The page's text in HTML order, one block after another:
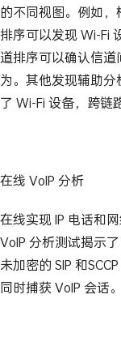
的不同视图。例如
排序可以发现 Wi-Fi
道排序可以确认信
为。其他发现辅助
了 Wi-Fi 设备，跨链
在线 VoIP 分析
在线实现 IP 电话和
VoIP 分析测试揭示
未加密的 SIP 和
同时捕获 VoIP 会话。